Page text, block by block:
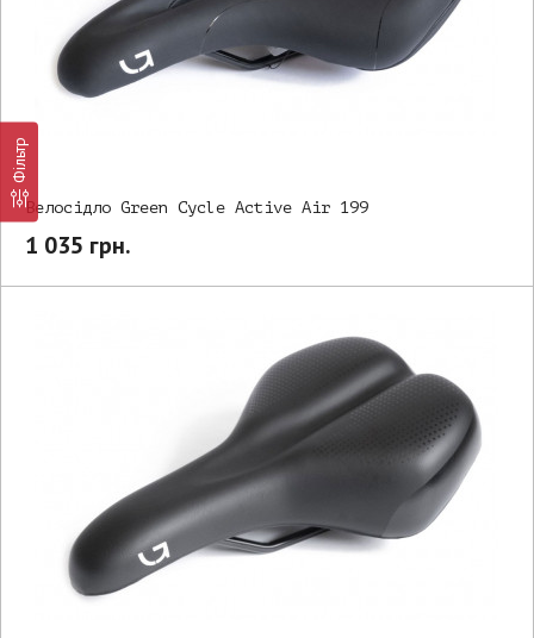
Фільтр
Велосідло Green Cycle Active Air 199
1 035 грн.